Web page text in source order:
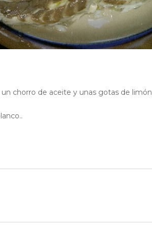
chorro de aceite y unas gotas de limón